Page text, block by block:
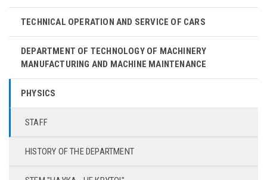
TECHNICAL OPERATION AND SERVICE OF CARS
DEPARTMENT OF TECHNOLOGY OF MACHINERY
MANUFACTURING AND MACHINE MAINTENANCE
PHYSICS
STAFF
HISTORY OF THE DEPARTMENT